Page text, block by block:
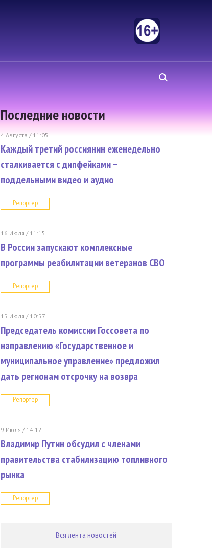
Последние новости
4 Августа / 11:05
Каждый третий россиянин еженедельно
сталкивается с дипфейками –
поддельными видео и аудио
Репортер
16 Июля / 11:15
В России запускают комплексные
программы реабилитации ветеранов СВО
Репортер
15 Июля / 10:57
Председатель комиссии Госсовета по
направлению «Государственное и
муниципальное управление» предложил
дать регионам отсрочку на возвра
Репортер
9 Июля / 14:12
Владимир Путин обсудил с членами
правительства стабилизацию топливного
рынка
Репортер
Вся лента новостей